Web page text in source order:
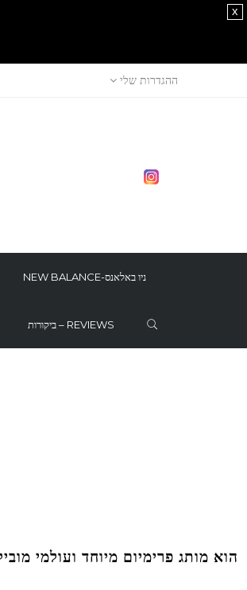
ההגדרות שלי
NEW BALANCE-ניו באלאנס
ביקורות – REVIEWS
הוא מותג פרימיום מיוחד ועולמי
x